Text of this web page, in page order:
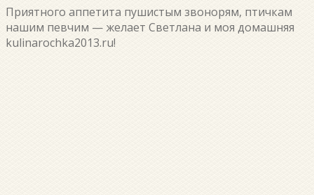
Приятного аппетита пушистым звонорям, птичкам
нашим певчим — желает Светлана и моя домашняя
kulinarochka2013.ru!